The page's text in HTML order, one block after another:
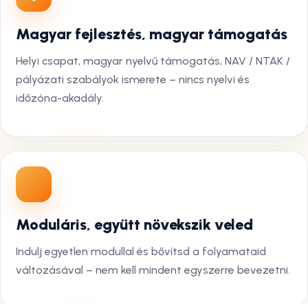
Magyar fejlesztés, magyar támogatás
Helyi csapat, magyar nyelvű támogatás, NAV / NTAK /
pályázati szabályok ismerete – nincs nyelvi és
időzóna-akadály.
Moduláris, együtt növekszik veled
Indulj egyetlen modullal és bővítsd a folyamataid
változásával – nem kell mindent egyszerre bevezetni.